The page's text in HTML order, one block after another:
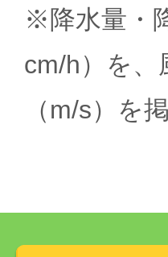
※降水量・
cm/h）を、
（m/s）を